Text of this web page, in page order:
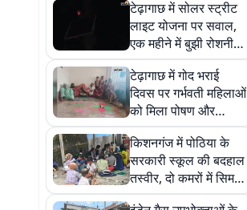
टेढ़ागाछ में सोलर स्ट्रीट
लाइट योजना पर सवाल,
एक महीने में बुझी रोशनी,
ग्रामीणों का फूटा गुस्सा
टेढ़ागाछ में गोद भराई
दिवस पर गर्भवती महिलाओं
को मिला पोषण और
सुरक्षित मातृत्व का संदेश
किशनगंज में पोठिया के
सरकारी स्कूल की बदहाल
तस्वीर, दो कमरों में सिमटी
पढ़ाई, स्वच्छ पानी तक